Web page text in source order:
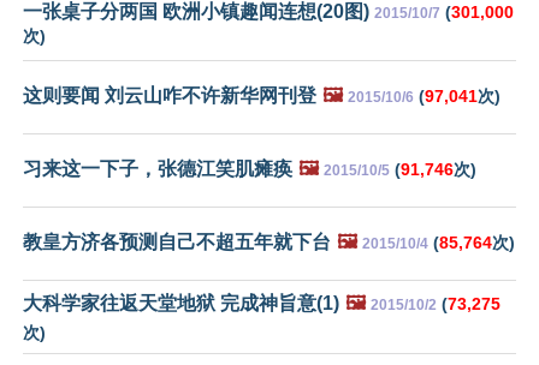
一张桌子分两国 欧洲小镇趣闻连想(20图) 2015/10/7 (301,000
次)
这则要闻 刘云山咋不许新华网刊登 🖼️ 2015/10/6 (97,041次)
习来这一下子，张德江笑肌瘫痪 🖼️ 2015/10/5 (91,746次)
教皇方济各预测自己不超五年就下台 🖼️ 2015/10/4 (85,764次)
大科学家往返天堂地狱 完成神旨意(1) 🖼️ 2015/10/2 (73,275
次)